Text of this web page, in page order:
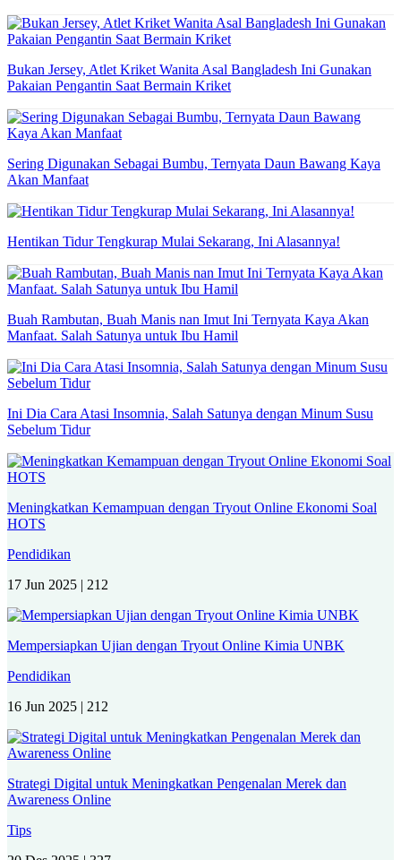
Bukan Jersey, Atlet Kriket Wanita Asal Bangladesh Ini Gunakan
Pakaian Pengantin Saat Bermain Kriket
Sering Digunakan Sebagai Bumbu, Ternyata Daun Bawang Kaya
Akan Manfaat
Hentikan Tidur Tengkurap Mulai Sekarang, Ini Alasannya!
Buah Rambutan, Buah Manis nan Imut Ini Ternyata Kaya Akan
Manfaat. Salah Satunya untuk Ibu Hamil
Ini Dia Cara Atasi Insomnia, Salah Satunya dengan Minum Susu
Sebelum Tidur
Meningkatkan Kemampuan dengan Tryout Online Ekonomi Soal
HOTS
Pendidikan
17 Jun 2025 | 212
Mempersiapkan Ujian dengan Tryout Online Kimia UNBK
Pendidikan
16 Jun 2025 | 212
Strategi Digital untuk Meningkatkan Pengenalan Merek dan
Awareness Online
Tips